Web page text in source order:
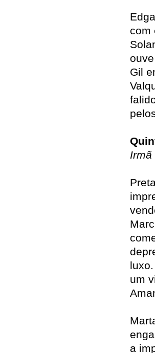
com
Gil
Irmã
um
a